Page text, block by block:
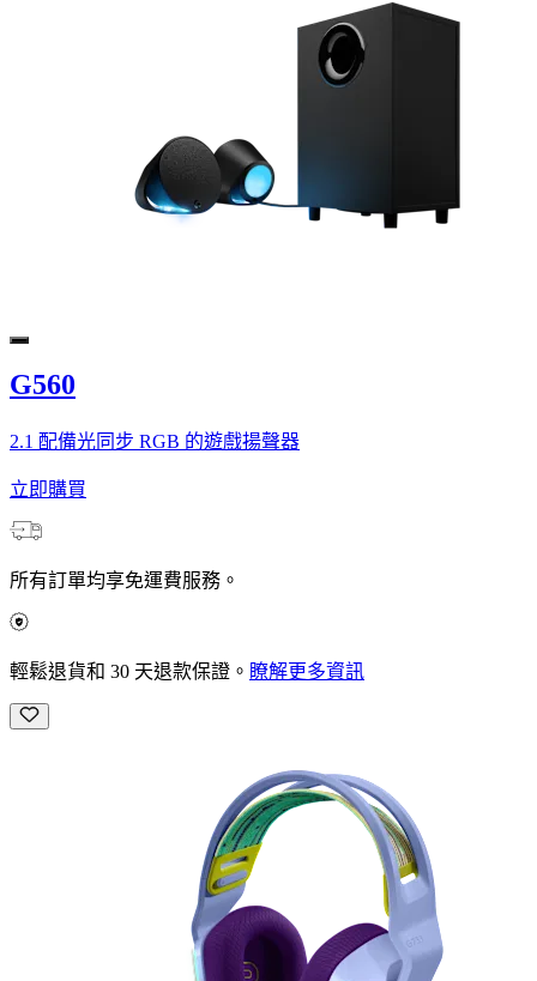
G560
2.1 配備光同步 RGB 的遊戲揚聲器
立即購買
所有訂單均享免運費服務。
輕鬆退貨和 30 天退款保證。 瞭解更多資訊